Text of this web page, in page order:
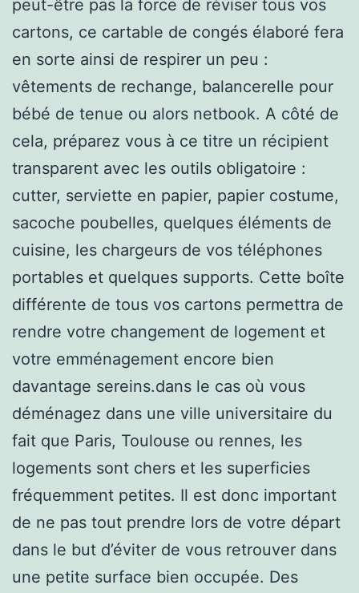
peut-être pas la force de réviser tous vos
cartons, ce cartable de congés élaboré fera
en sorte ainsi de respirer un peu :
vêtements de rechange, balancerelle pour
bébé de tenue ou alors netbook. A côté de
cela, préparez vous à ce titre un récipient
transparent avec les outils obligatoire :
cutter, serviette en papier, papier costume,
sacoche poubelles, quelques éléments de
cuisine, les chargeurs de vos téléphones
portables et quelques supports. Cette boîte
différente de tous vos cartons permettra de
rendre votre changement de logement et
votre emménagement encore bien
davantage sereins.dans le cas où vous
déménagez dans une ville universitaire du
fait que Paris, Toulouse ou rennes, les
logements sont chers et les superficies
fréquemment petites. Il est donc important
de ne pas tout prendre lors de votre départ
dans le but d’éviter de vous retrouver dans
une petite surface bien occupée. Des